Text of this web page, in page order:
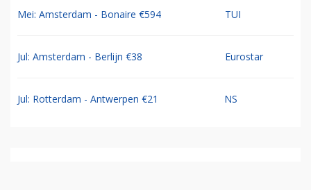
Mei: Amsterdam - Bonaire €594 TUI
Jul: Amsterdam - Berlijn €38 Eurostar
Jul: Rotterdam - Antwerpen €21 NS